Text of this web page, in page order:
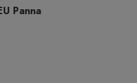
Panna